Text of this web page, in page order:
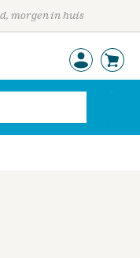
morgen in huis